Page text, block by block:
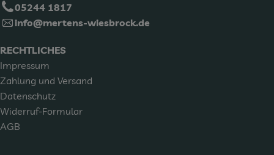
05244 1817
info@mertens-wiesbrock.de
RECHTLICHES
Impressum
Zahlung und Versand
Datenschutz
Widerruf-Formular
AGB